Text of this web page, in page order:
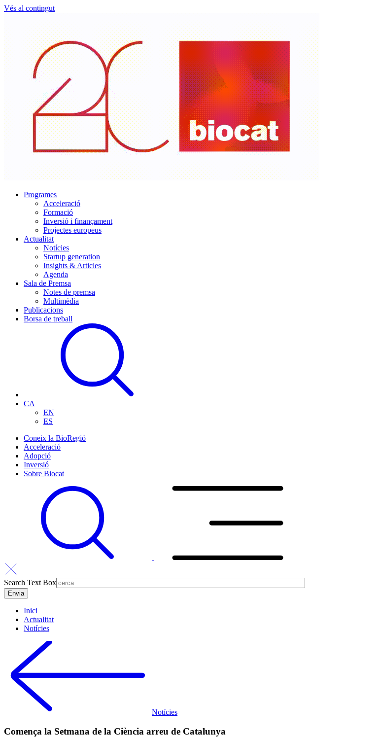
Vés al contingut
Programes
Acceleració
Formació
Inversió i finançament
Projectes europeus
Actualitat
Notícies
Startup generation
Insights & Articles
Agenda
Sala de Premsa
Notes de premsa
Multimèdia
Publicacions
Borsa de treball
CA
EN
ES
Coneix la BioRegió
Acceleració
Adopció
Inversió
Sobre Biocat
Search Text Box
Inici
Actualitat
Notícies
Notícies
Comença la Setmana de la Ciència arreu de Catalunya